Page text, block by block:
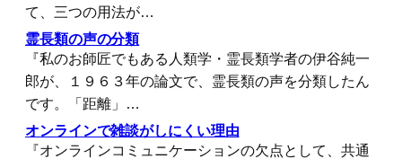
て、三つの用法が…
霊長類の声の分類
『私のお師匠でもある人類学・霊長類学者の伊谷純一
郎が、１９６３年の論文で、霊長類の声を分類したん
です。「距離」…
オンラインで雑談がしにくい理由
『オンラインコミュニケーションの欠点として、共通